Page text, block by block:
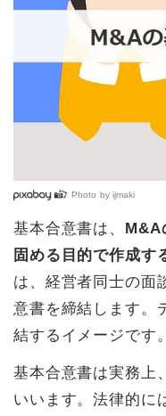
Photo by ijmaki
基本合意書は、 M&A
固める目的で作成す
は、経営者同士の面
意書を締結します。
結するイメージです。
基本合意書は実務上
いいます。法律的に